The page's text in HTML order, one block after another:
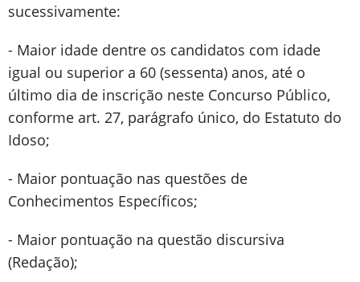
sucessivamente:
- Maior idade dentre os candidatos com idade
igual ou superior a 60 (sessenta) anos, até o
último dia de inscrição neste Concurso Público,
conforme art. 27, parágrafo único, do Estatuto do
Idoso;
- Maior pontuação nas questões de
Conhecimentos Específicos;
- Maior pontuação na questão discursiva
(Redação);